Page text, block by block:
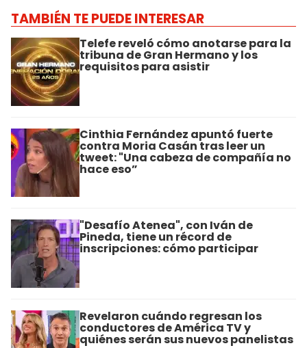
TAMBIÉN TE PUEDE INTERESAR
Telefe reveló cómo anotarse para la
tribuna de Gran Hermano y los
requisitos para asistir
Cinthia Fernández apuntó fuerte
contra Moria Casán tras leer un
tweet: "Una cabeza de compañía no
hace eso”
"Desafío Atenea", con Iván de
Pineda, tiene un récord de
inscripciones: cómo participar
Revelaron cuándo regresan los
conductores de América TV y
quiénes serán sus nuevos panelistas